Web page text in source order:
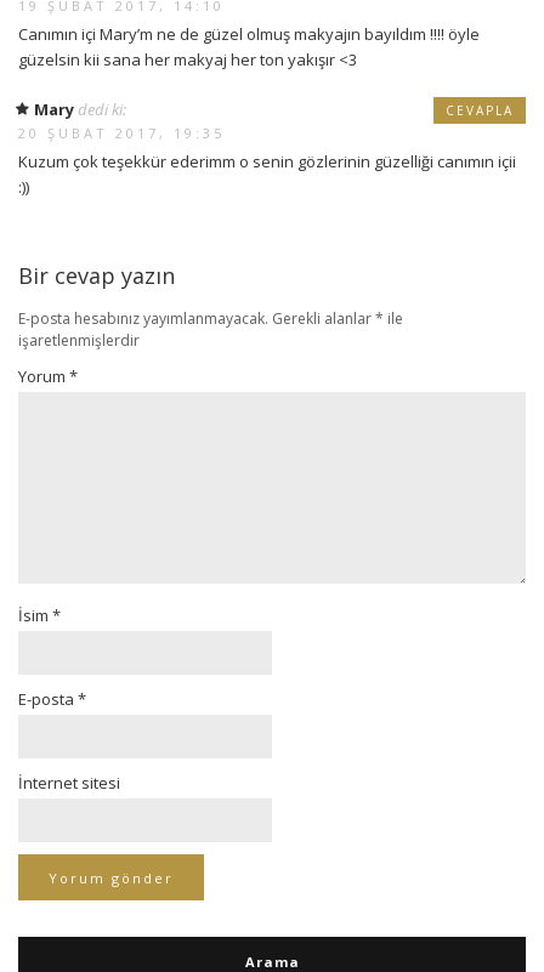
19 ŞUBAT 2017, 14:10
Canımın içi Mary’m ne de güzel olmuş makyajın bayıldım !!!! öyle
güzelsin kii sana her makyaj her ton yakışır <3
Mary dedi ki:
20 ŞUBAT 2017, 19:35
Kuzum çok teşekkür ederimm o senin gözlerinin güzelliği canımın içii
:))
CEVAPLA
Bir cevap yazın
E-posta hesabınız yayımlanmayacak. Gerekli alanlar* ile
işaretlenmişlerdir
Yorum *
İsim *
E-posta *
İnternet sitesi
Arama